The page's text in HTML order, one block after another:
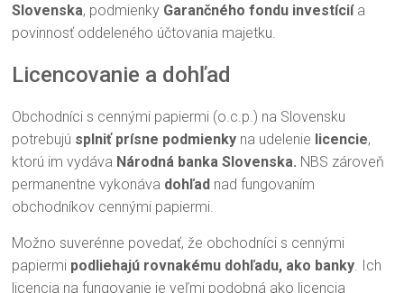
Slovenska, podmienky Garančného fondu investíciía
povinnosť oddeleného účtovania majetku.
Licencovanie a dohľad
Obchodníci s cennými papiermi (o.c.p.) na Slovensku
potrebujú splniť prísne podmienky na udelenie licencie,
ktorú im vydáva Národná banka Slovenska. NBS zároveň
permanentne vykonáva dohľad nad fungovaním
obchodníkov cennými papiermi.
Možno suverénne povedať, že obchodníci s cennými
papiermi podliehajú rovnakému dohľadu, ako banky . Ich
licencia na fungovanie je veľmi podobná ako licencia